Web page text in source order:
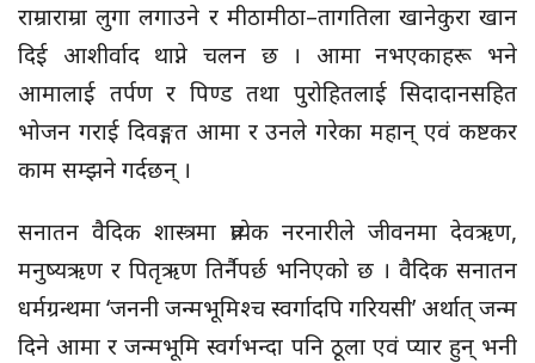
राम्राराम्रा लुगा लगाउने र मीठामीठा–तागतिला खानेकुरा खान
दिई आशीर्वाद थाप्ने चलन छ । आमा नभएकाहरू भने
आमालाई तर्पण र पिण्ड तथा पुरोहितलाई सिदादानसहित
भोजन गराई दिवङ्गत आमा र उनले गरेका महान् एवं कष्टकर
काम सम्झने गर्दछन् ।
सनातन वैदिक शास्त्रमा प्रत्येक नरनारीले जीवनमा देवऋण,
मनुष्यऋण र पितृऋण तिर्नैपर्छ भनिएको छ । वैदिक सनातन
धर्मग्रन्थमा ‘जननी जन्मभूमिश्च स्वर्गादपि गरियसी’ अर्थात् जन्म
दिने आमा र जन्मभूमि स्वर्गभन्दा पनि ठूला एवं प्यार हुन् भनी